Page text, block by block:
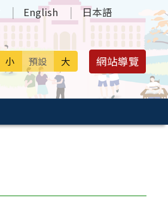
English 日本語
小 預設 大 網站導覽